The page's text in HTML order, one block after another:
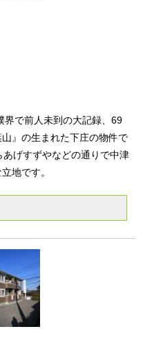
界で前人未到の大記録、69
』の生まれた下庄の物件で
げすずやなどの通りで中津
地です。